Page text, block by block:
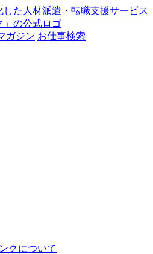
ガジン お仕事検索
クについて